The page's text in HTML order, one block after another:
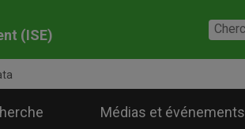
(ISE)
Médias et événements